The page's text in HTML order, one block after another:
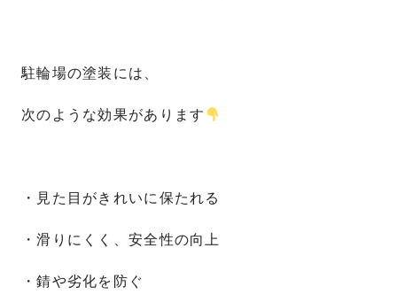
駐輪場の塗装には、
次のような効果があります
・見た目がきれいに保たれる
・滑りにくく、安全性の向上
・錆や劣化を防ぐ